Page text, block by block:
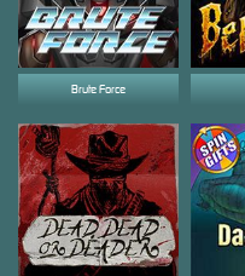
Brute Force